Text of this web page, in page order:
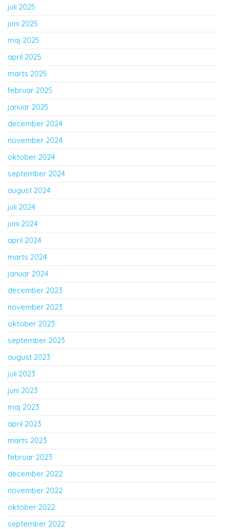
juli 2025
juni 2025
maj 2025
april 2025
marts 2025
februar 2025
januar 2025
december 2024
november 2024
oktober 2024
september 2024
august 2024
juli 2024
juni 2024
april 2024
marts 2024
januar 2024
december 2023
november 2023
oktober 2023
september 2023
august 2023
juli 2023
juni 2023
maj 2023
april 2023
marts 2023
februar 2023
december 2022
november 2022
oktober 2022
september 2022